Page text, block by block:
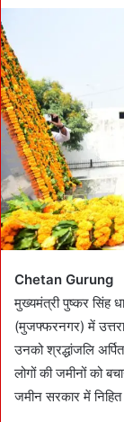
Chetan Gurung
मुख्यमंत्री पुष्कर सिंह
(मुजफ्फरनगर) में
उनको श्रद्धांजलि
लोगों की जमीनों को
जमीन सरकार में